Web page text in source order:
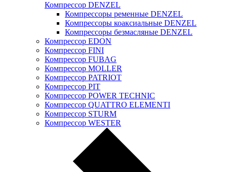
Компрессор DENZEL
Компрессоры ременные DENZEL
Компрессоры коаксиальные DENZEL
Компрессоры безмасляные DENZEL
Компрессор EDON
Компрессор FINI
Компрессор FUBAG
Компрессор MOLLER
Компрессор PATRIOT
Компрессор PIT
Компрессор POWER TECHNIC
Компрессор QUATTRO ELEMENTI
Компрессор STURM
Компрессор WESTER